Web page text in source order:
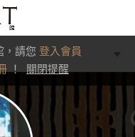
，請您 登入會員
！ 關閉提醒